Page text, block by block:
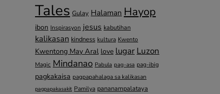
Tales Gulay Halaman Hayop
ibon Inspirasyon jesus kabutihan
kalikasan kindness kultura Kwento
Kwentong May Aral love lugar Luzon
Magic Mindanao Pabula pag-asa pag-ibig
pagkakaisa pagpapahalaga sa kalikasan
pagpapakasakit Pamilya pananampalataya